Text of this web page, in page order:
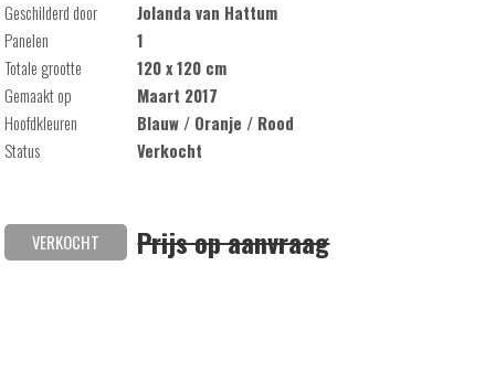
Geschilderd door
Jolanda van Hattum
Panelen
1
Totale grootte
120 x 120 cm
Gemaakt op
Maart 2017
Hoofdkleuren
Blauw / Oranje / Rood
Status
Verkocht
VERKOCHT Prijs op aanvraag